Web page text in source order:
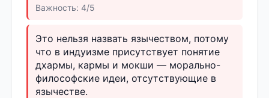
Важность: 4/5
Это нельзя назвать язычеством, потому
что в индуизме присутствует понятие
дхармы, кармы и мокши — морально-
философские идеи, отсутствующие в
язычестве.